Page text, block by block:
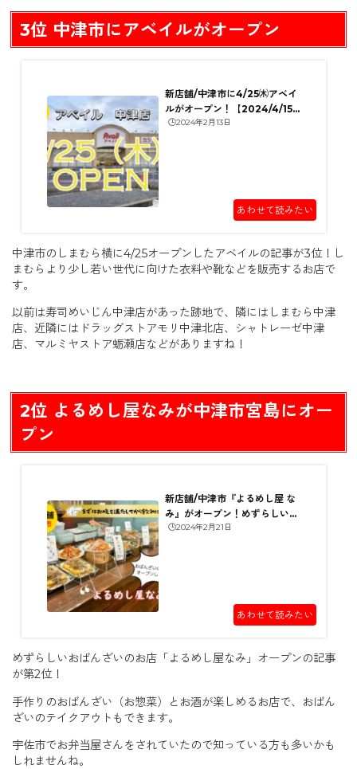
3位 中津市にアベイルがオープン
新店舗/中津市に4/25㈭アベイ
ルがオープン！【2024/4/15
更新】
🕒️2024年2月13日
あわせて読みたい
中津市のしまむら横に4/25オープンしたアベイルの記事が3位！し
まむらより少し若い世代に向けた衣料や靴などを販売するお店で
す。
以前は寿司めいじん中津店があった跡地で、隣にはしまむら中津
店、近隣にはドラッグストアモリ中津北店、シャトレーゼ中津
店、マルミヤストア蛎瀬店などがありますね！
2位 よるめし屋なみが中津市宮島にオー
プン
新店舗/中津市『よるめし屋 な
み』がオープン！めずらしいお
ばんざい屋さん
🕒️2024年2月21日
あわせて読みたい
めずらしいおばんざいのお店「よるめし屋なみ」オープンの記事
が第2位！
手作りのおばんざい（お惣菜）とお酒が楽しめるお店で、おばん
ざいのテイクアウトもできます。
宇佐市でお弁当屋さんをされていたので知っている方も多いかも
しれませんね。